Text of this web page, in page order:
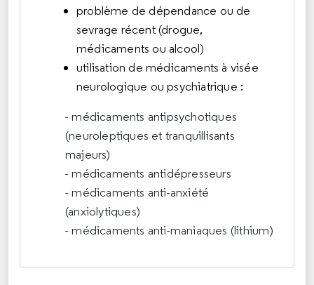
problème de dépendance ou de
sevrage récent (drogue,
médicaments ou alcool)
utilisation de médicaments à visée
neurologique ou psychiatrique :
- médicaments antipsychotiques
(neuroleptiques et tranquillisants
majeurs)
- médicaments antidépresseurs
- médicaments anti-anxiété
(anxiolytiques)
- médicaments anti-maniaques (lithium)